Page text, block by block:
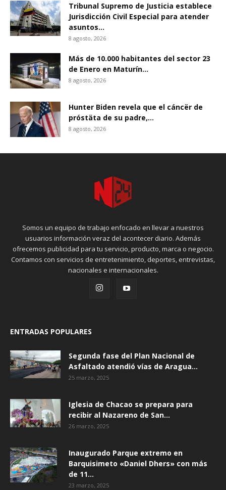
Tribunal Supremo de Justicia establece
Jurisdicción Civil Especial para atender
asuntos...
8 agosto, 2026
Más de 10.000 habitantes del sector 23
de Enero en Maturín...
8 agosto, 2026
Hunter Biden revela que el cáncër de
próstäta de su padre,...
8 agosto, 2026
Somos un equipo de trabajo enfocado en llevar a nuestros
usuarios información veraz del acontecer diario. Además
ofrecemos publicidad para tu servicio, producto, marca o negocio.
Contamos con servicios de entretenimiento, deportes, entrevistas,
nacionales e internacionales.
ENTRADAS POPULARES
Segunda fase del Plan Nacional de
Asfaltado atendió vías de Aragua...
25 marzo, 2025
Iglesia de Chacao se prepara para
recibir al Nazareno de San...
26 marzo, 2025
Inaugurado Parque extremo en
Barquisimeto «Daniel Dhers» con más
de 11...
23 marzo, 2025